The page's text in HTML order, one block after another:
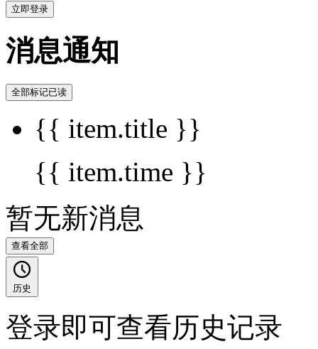
立即登录
消息通知
全部标记已读
{{ item.title }}
{{ item.time }}
暂无新消息
查看全部
历史
登录即可查看历史记录